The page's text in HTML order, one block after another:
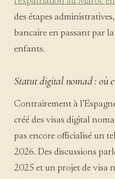
des étapes
bancaire en passant par
enfants.
Statut digital nomad : où
Contrairement à
créé des visas digital
pas encore officialisé un
2026. Des discussions
2025 et un projet de visa